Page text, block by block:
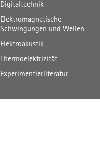
Digitaltechnik
Elektromagnetische
Schwingungen und Wellen
Elektroakustik
Thermoelektrizität
Experimentierliteratur